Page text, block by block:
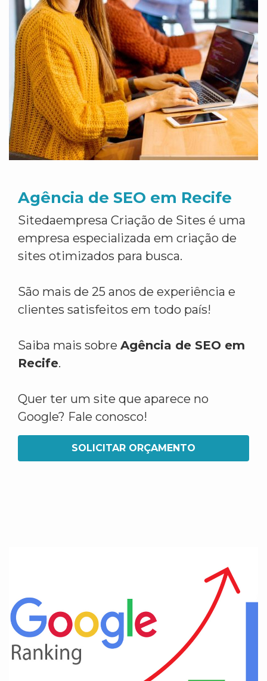
Agência de SEO em Recife
Sitedaempresa Criação de Sites é uma
empresa especializada em criação de
sites otimizados para busca.
São mais de 25 anos de experiência e
clientes satisfeitos em todo país!
Saiba mais sobre Agência de SEO em
Recife.
Quer ter um site que aparece no
Google? Fale conosco!
SOLICITAR ORÇAMENTO